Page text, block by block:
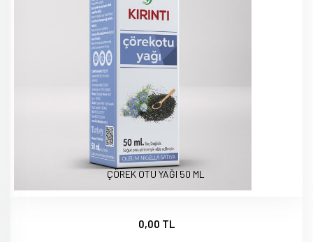
ÇÖREK OTU YAĞI 50 ML
0,00 TL